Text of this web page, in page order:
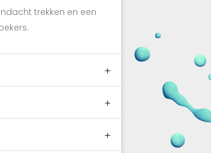
trekken en een